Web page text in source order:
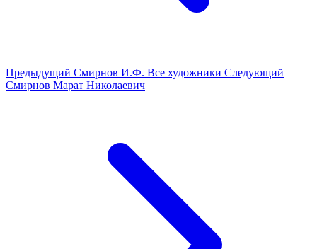
Предыдущий Смирнов И.Ф. Все художники Следующий
Смирнов Марат Николаевич